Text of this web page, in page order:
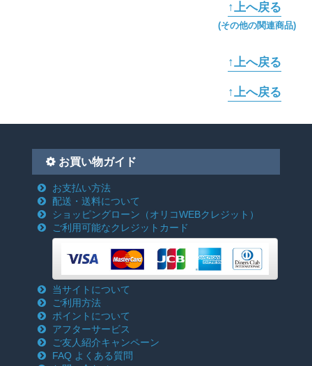
↑上へ戻る
(その他の関連商品)
↑上へ戻る
↑上へ戻る
お買い物ガイド
お支払い方法
配送・送料について
ショッピングローン （オリコWEBクレジット）
ご利用可能なクレジットカード
当サイトについて
ご利用方法
ポイントについて
アフターサービス
ご友人紹介キャンペーン
FAQ よくある質問